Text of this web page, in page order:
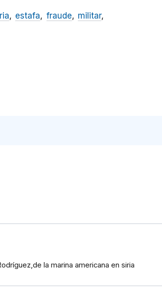
estafa fraude
militar
la marina americana en siria